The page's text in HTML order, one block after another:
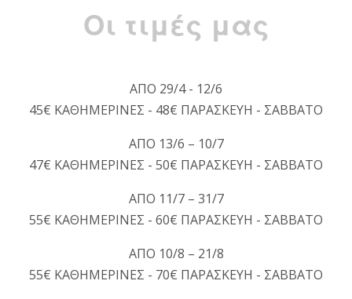
Οι τιμές μας
ΑΠΟ 29/4 - 12/6
45€ ΚΑΘΗΜΕΡΙΝΕΣ - 48€ ΠΑΡΑΣΚΕΥΗ - ΣΑΒΒΑΤΟ
ΑΠΟ 13/6 – 10/7
47€ ΚΑΘΗΜΕΡΙΝΕΣ - 50€ ΠΑΡΑΣΚΕΥΗ - ΣΑΒΒΑΤΟ
ΑΠΟ 11/7 – 31/7
55€ ΚΑΘΗΜΕΡΙΝΕΣ - 60€ ΠΑΡΑΣΚΕΥΗ - ΣΑΒΒΑΤΟ
ΑΠΟ 10/8 – 21/8
55€ ΚΑΘΗΜΕΡΙΝΕΣ - 70€ ΠΑΡΑΣΚΕΥΗ - ΣΑΒΒΑΤΟ